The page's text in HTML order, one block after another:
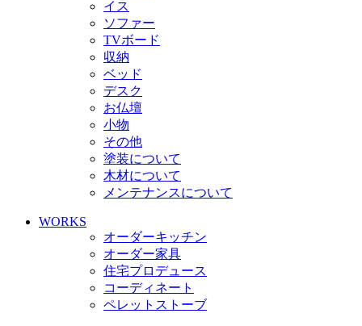
イス
ソファー
TVボード
収納
ベッド
デスク
お仏壇
小物
その他
塗装について
木材について
メンテナンスについて
WORKS
オーダーキッチン
オーダー家具
住宅プロデュース
コーディネート
ペレットストーブ